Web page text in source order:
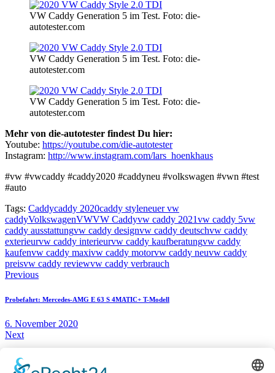
VW Caddy Generation 5 im Test. Foto: die-
autotester.com
VW Caddy Generation 5 im Test. Foto: die-
autotester.com
VW Caddy Generation 5 im Test. Foto: die-
autotester.com
Mehr von die-autotester findest Du hier:
Youtube: https://youtube.com/die-autotester
Instagram: http://www.instagram.com/lars_hoenkhaus
#vw #vwcaddy #caddy2020 #caddyneu #volkswagen #vwn #test
#auto
Tags: Caddycaddy 2020caddy styleneuer vw
caddyVolkswagenVWVW Caddyvw caddy 2021vw caddy 5vw
caddy ausstattungvw caddy designvw caddy deutschvw caddy
exterieurvw caddy interieurvw caddy kaufberatungvw caddy
kaufenvw caddy maxivw caddy motorvw caddy neuvw caddy
preisvw caddy reviewvw caddy verbrauch
Beitragsnavigation
Previous
Probefahrt: Mercedes-AMG E 63 S 4MATIC+ T-Modell
6. November 2020
Next
Hyundai i20 – der Polo-Gegner im Test